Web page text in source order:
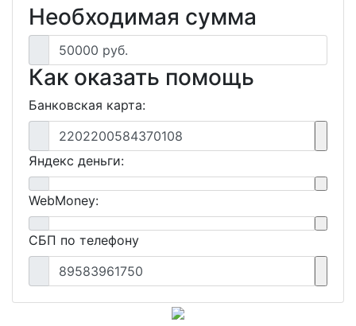
Необходимая сумма
50000 руб.
Как оказать помощь
Банковская карта:
2202200584370108
Яндекс деньги:
WebMoney:
СБП по телефону
89583961750